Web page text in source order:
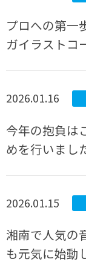
プロへの第一
ガイラストコ
2026.01.16
今年の抱負は
めを行いまし
2026.01.15
湘南で人気の
も元気に始動